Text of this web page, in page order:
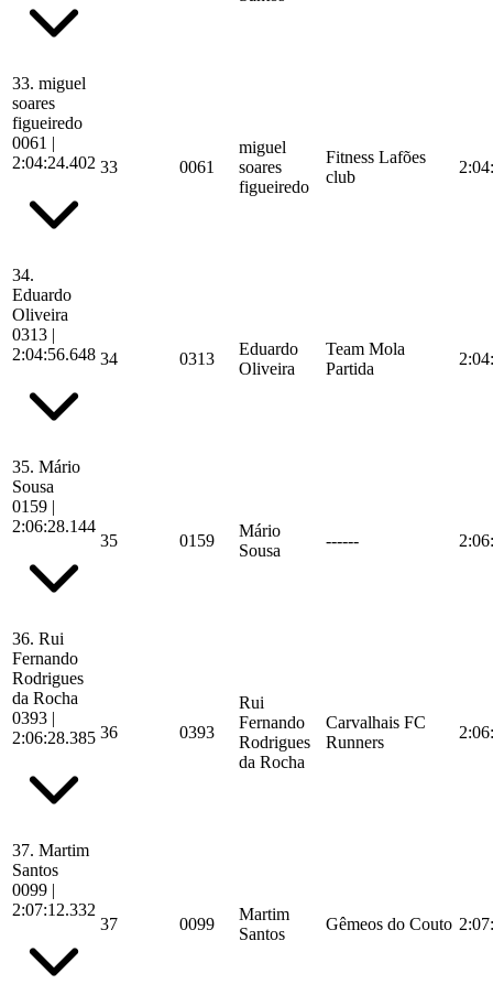
33. miguel
soares
figueiredo
0061 |
2:04:24.402 33 0061
miguel
soares
figueiredo
Fitness Lafões
club
34.
Eduardo
Oliveira
0313 |
2:04:56.648 34 0313
Eduardo
Oliveira
Team Mola
Partida
35. Mário
Sousa
0159 |
2:06:28.144
35 0159
Mário
Sousa
------
36. Rui
Fernando
Rodrigues
da Rocha
0393 |
2:06:28.385 36 0393
Rui
Fernando
Rodrigues
da Rocha
Carvalhais FC
Runners
37. Martim
Santos
0099 |
2:07:12.332
37 0099
Martim
Santos
Gêmeos do Couto